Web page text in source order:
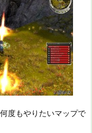
度もやりたいマップで